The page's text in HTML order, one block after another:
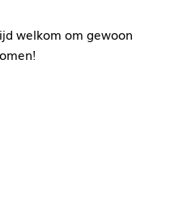
welkom om gewoon